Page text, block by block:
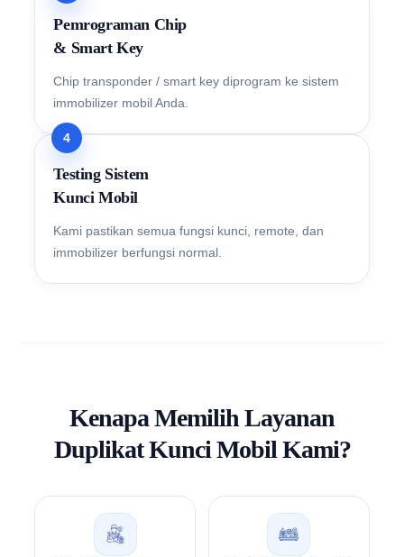
Pemrograman Chip
& Smart Key
Chip transponder / smart key diprogram ke sistem
immobilizer mobil Anda.
4
Testing Sistem
Kunci Mobil
Kami pastikan semua fungsi kunci, remote, dan
immobilizer berfungsi normal.
Kenapa Memilih Layanan
Duplikat Kunci Mobil Kami?